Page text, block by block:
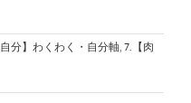
分】わくわく・自分軸 7.【肉